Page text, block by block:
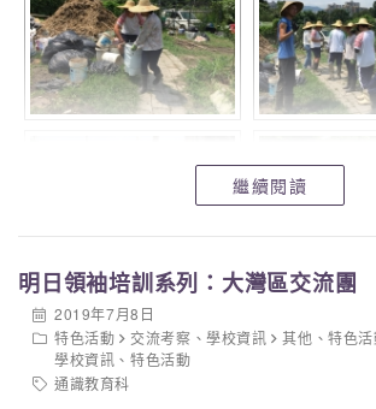
繼續閱讀
明日領袖培訓系列：大灣區交流團
2019年7月8日
特色活動
交流考察 、學校資訊 其他 、特色
學校資訊 、特色活動
通識教育科